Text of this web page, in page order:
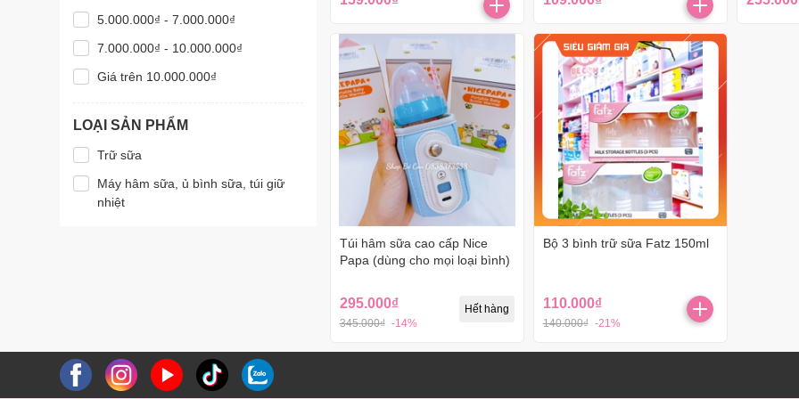
5.000.000₫ - 7.000.000₫
7.000.000₫ - 10.000.000₫
Giá trên 10.000.000₫
LOẠI SẢN PHẨM
Trữ sữa
Máy hâm sữa, ủ bình sữa, túi giữ
nhiệt
Túi hâm sữa cao cấp Nice
Papa (dùng cho mọi loại bình)
295.000₫
345.000₫ -14%
Hết hàng
Bộ 3 bình trữ sữa Fatz 150ml
110.000₫
140.000₫ -21%